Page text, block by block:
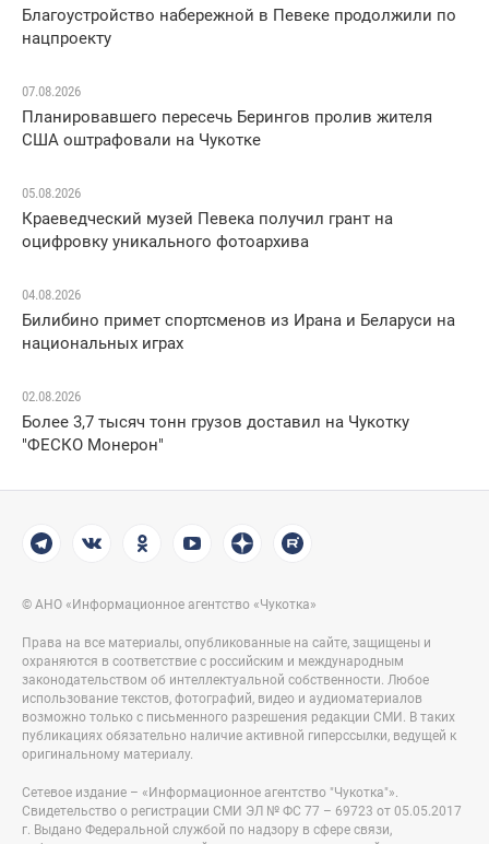
Благоустройство набережной в Певеке продолжили по
нацпроекту
07.08.2026
Планировавшего пересечь Берингов пролив жителя
США оштрафовали на Чукотке
05.08.2026
Краеведческий музей Певека получил грант на
оцифровку уникального фотоархива
04.08.2026
Билибино примет спортсменов из Ирана и Беларуси на
национальных играх
02.08.2026
Более 3,7 тысяч тонн грузов доставил на Чукотку
"ФЕСКО Монерон"
© АНО «Информационное агентство «Чукотка»
Права на все материалы, опубликованные на сайте, защищены и
охраняются в соответствие с российским и международным
законодательством об интеллектуальной собственности. Любое
использование текстов, фотографий, видео и аудиоматериалов
возможно только с письменного разрешения редакции СМИ. В таких
публикациях обязательно наличие активной гиперссылки, ведущей к
оригинальному материалу.
Сетевое издание – «Информационное агентство "Чукотка"».
Свидетельство о регистрации СМИ ЭЛ № ФС 77 – 69723 от 05.05.2017
г. Выдано Федеральной службой по надзору в сфере связи,